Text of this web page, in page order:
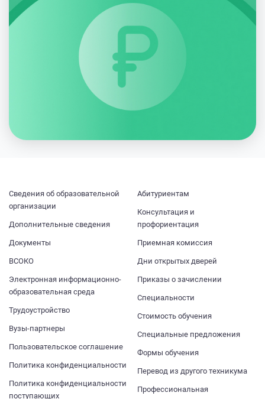
Cведения об образовательной
организации
Дополнительные сведения
Документы
ВСОКО
Электронная информационно-
образовательная среда
Трудоустройство
Вузы-партнеры
Пользовательское соглашение
Политика конфиденциальности
Политика конфиденциальности
поступающих
Абитуриентам
Консультация и
профориентация
Приемная комиссия
Дни открытых дверей
Приказы о зачислении
Специальности
Стоимость обучения
Специальные предложения
Формы обучения
Перевод из другого техникума
Профессиональная